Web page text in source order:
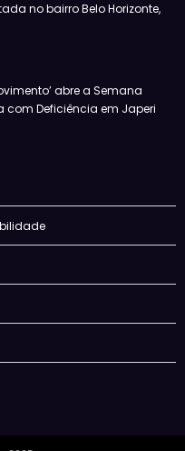
no bairro Belo Horizonte,
abre a Semana
com Deficiência em Japeri